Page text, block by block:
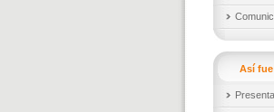
Así fue